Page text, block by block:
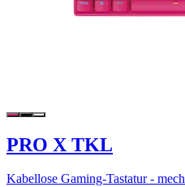
PRO X TKL
Kabellose Gaming-Tastatur -